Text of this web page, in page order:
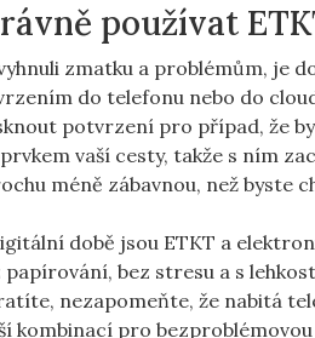
používat
zmatku a ‌problémům, je
‍do telefonu ‌nebo do
potvrzení pro případ, že
vaší ⁤cesty, takže s ním
méně zábavnou, než byste
době jsou ETKT⁣ a
papírování,​ bez stresu a s
nezapomeňte, že nabitá
kombinací pro